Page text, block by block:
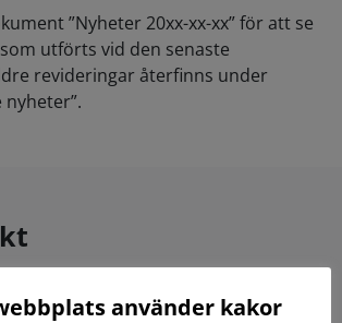
”Nyheter 20xx-xx-xx” för att se
utförts vid den senaste
revideringar återfinns under
standardritningar (Dwg och pdf)
använder kakor